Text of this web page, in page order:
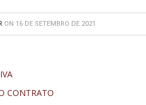
ON 16 DE SETEMBRO DE 2021
CONTRATO